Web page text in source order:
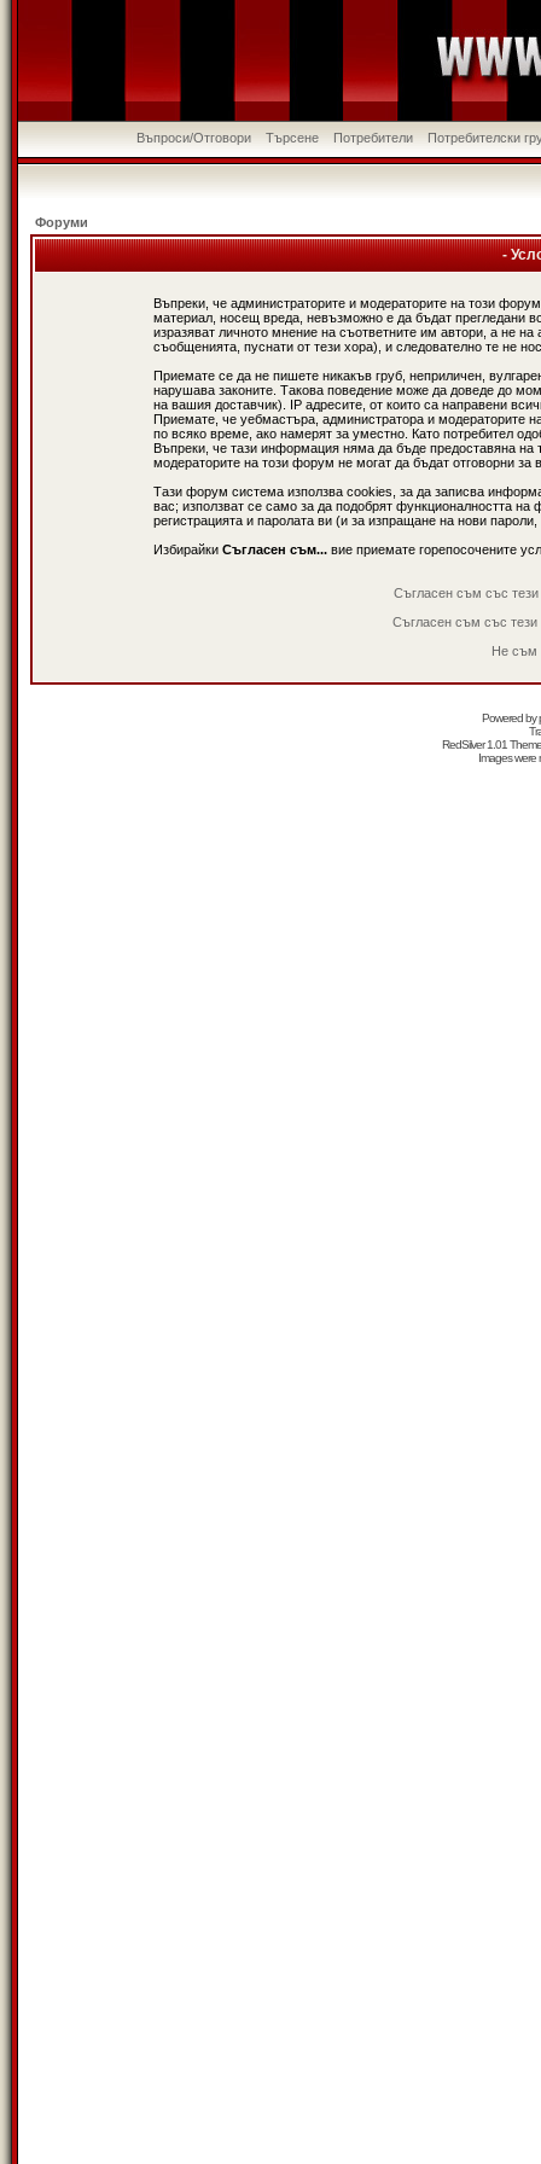
Въпроси/Отговори Търсене Потребители Потребителски
Форуми
-
Въпреки, че администраторите и модераторите на този
материал, носещ вреда, невъзможно е да бъдат прегледани
изразяват личното мнение на съответните им автори, а не
съобщенията, пуснати от тези хора), и следователно те не
Приемате се да не пишете никакъв груб, неприличен,
нарушава законите. Такова поведение може да доведе до
на вашия доставчик). IP адресите, от които са направени
Приемате, че уебмастъра, администратора и модераторите
по всяко време, ако намерят за уместно. Като потребител
Въпреки, че тази информация няма да бъде предоставяна
модераторите на този форум не могат да бъдат отговорни за
Тази форум система използва cookies, за да записва
вас; използват се само за да подобрят функционалността
регистрацията и паролата ви (и за изпращане на нови
Избирайки Съгласен съм... вие приемате горепосочените
Съгласен съм със
Съгласен съм със
Не съм
Powered by
RedSilver 1.01
Images were